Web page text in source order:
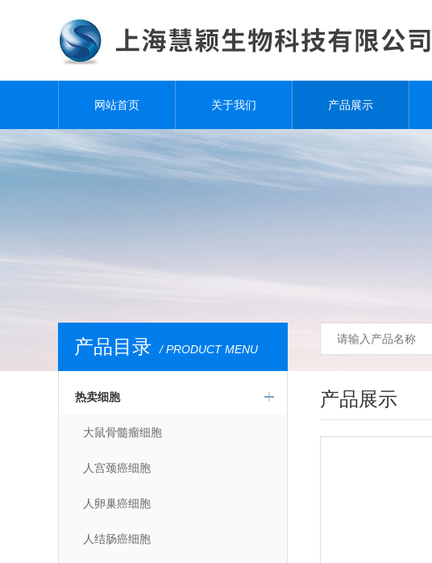
网站首页 关于我们 产品展示
产品目录 / PRODUCT MENU
热卖细胞
大鼠骨髓瘤细胞
人宫颈癌细胞
人卵巢癌细胞
人结肠癌细胞
产品展示